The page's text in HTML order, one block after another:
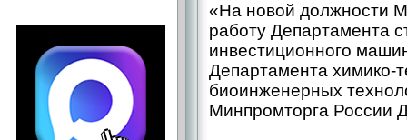
«На новой должности
работу Департамента
инвестиционного
Департамента химико-
биоинженерных
Минпромторга России